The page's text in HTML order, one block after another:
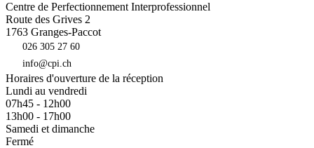
Centre de Perfectionnement Interprofessionnel
Route des Grives 2
1763 Granges-Paccot
026 305 27 60
info@cpi.ch
Horaires d'ouverture de la réception
Lundi au vendredi
07h45 - 12h00
13h00 - 17h00
Samedi et dimanche
Fermé